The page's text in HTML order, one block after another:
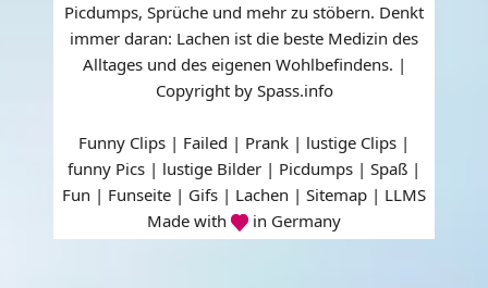
Picdumps, Sprüche und mehr zu stöbern. Denkt
immer daran: Lachen ist die beste Medizin des
Alltages und des eigenen Wohlbefindens. |
Copyright by Spass.info
Funny Clips | Failed | Prank | lustige Clips |
funny Pics | lustige Bilder | Picdumps | Spaß |
Fun | Funseite | Gifs | Lachen | Sitemap | LLMS
Made with
in Germany